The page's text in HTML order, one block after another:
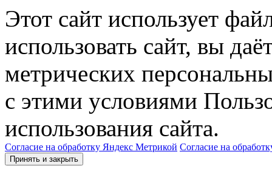
Этот сайт использует
использовать сайт, вы
метрических
с этими условиями
использования сайта.
Согласие на обработку Яндекс Метрикой Согласие на
Принять и закрыть